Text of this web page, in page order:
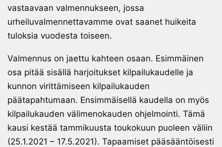
vastaavaan valmennukseen, jossa
urheiluvalmennettavamme ovat saanet huikeita
tuloksia vuodesta toiseen.
Valmennus on jaettu kahteen osaan. Esimmäinen
osa pitää sisällä harjoitukset kilpailukaudelle ja
kunnon virittämiseen kilpailukauden
päätapahtumaan. Ensimmäisellä kaudella on myös
kilpailukauden välimenokauden ohjelmointi. Tämä
kausi kestää tammikuusta toukokuun puoleen väliin
(25.1.2021 – 17.5.2021). Tapaamiset pääsääntöisesti